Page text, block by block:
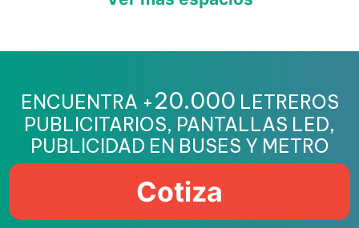
ENCUENTRA +20.000 LETREROS
PUBLICITARIOS, PANTALLAS LED,
PUBLICIDAD EN BUSES Y METRO
Cotiza